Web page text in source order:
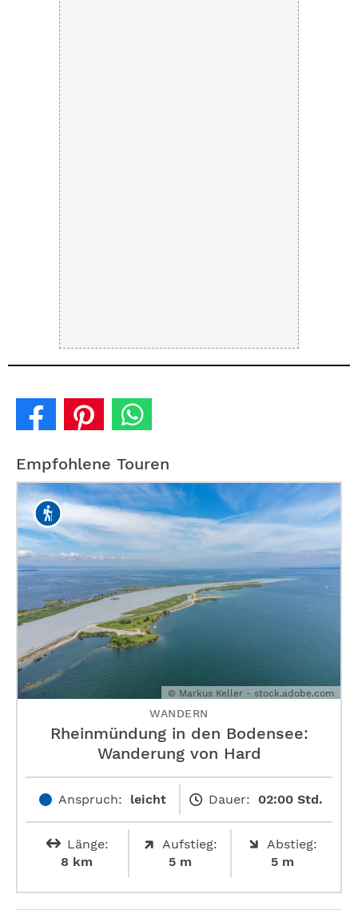
Empfohlene Touren
© Markus Keller - stock.adobe.com
WANDERN
Rheinmündung in den Bodensee:
Wanderung von Hard
Anspruch: leicht Dauer: 02:00 Std.
Länge:
8 km
Aufstieg:
5 m
Abstieg:
5 m